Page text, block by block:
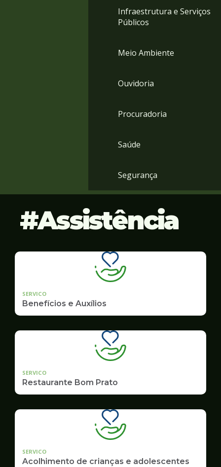
Infraestrutura e Serviços
Públicos
Meio Ambiente
Ouvidoria
Procuradoria
Saúde
Segurança
Assistência
SERVICO
Benefícios e Auxílios
SERVICO
Restaurante Bom Prato
SERVICO
Acolhimento de crianças e adolescentes